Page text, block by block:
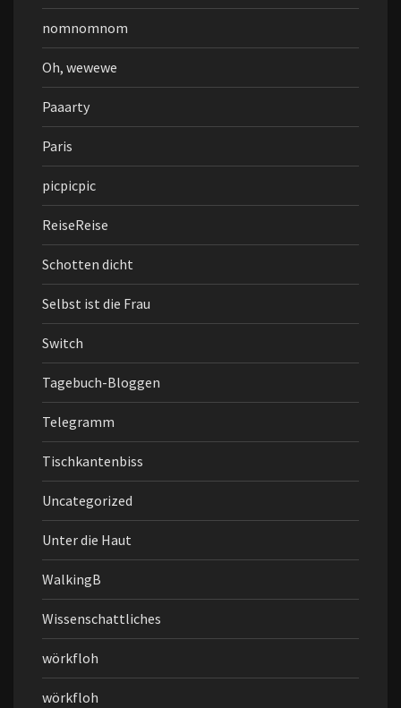
nomnomnom
Oh, wewewe
Paaarty
Paris
picpicpic
ReiseReise
Schotten dicht
Selbst ist die Frau
Switch
Tagebuch-Bloggen
Telegramm
Tischkantenbiss
Uncategorized
Unter die Haut
WalkingB
Wissenschattliches
wörkfloh
wörkfloh